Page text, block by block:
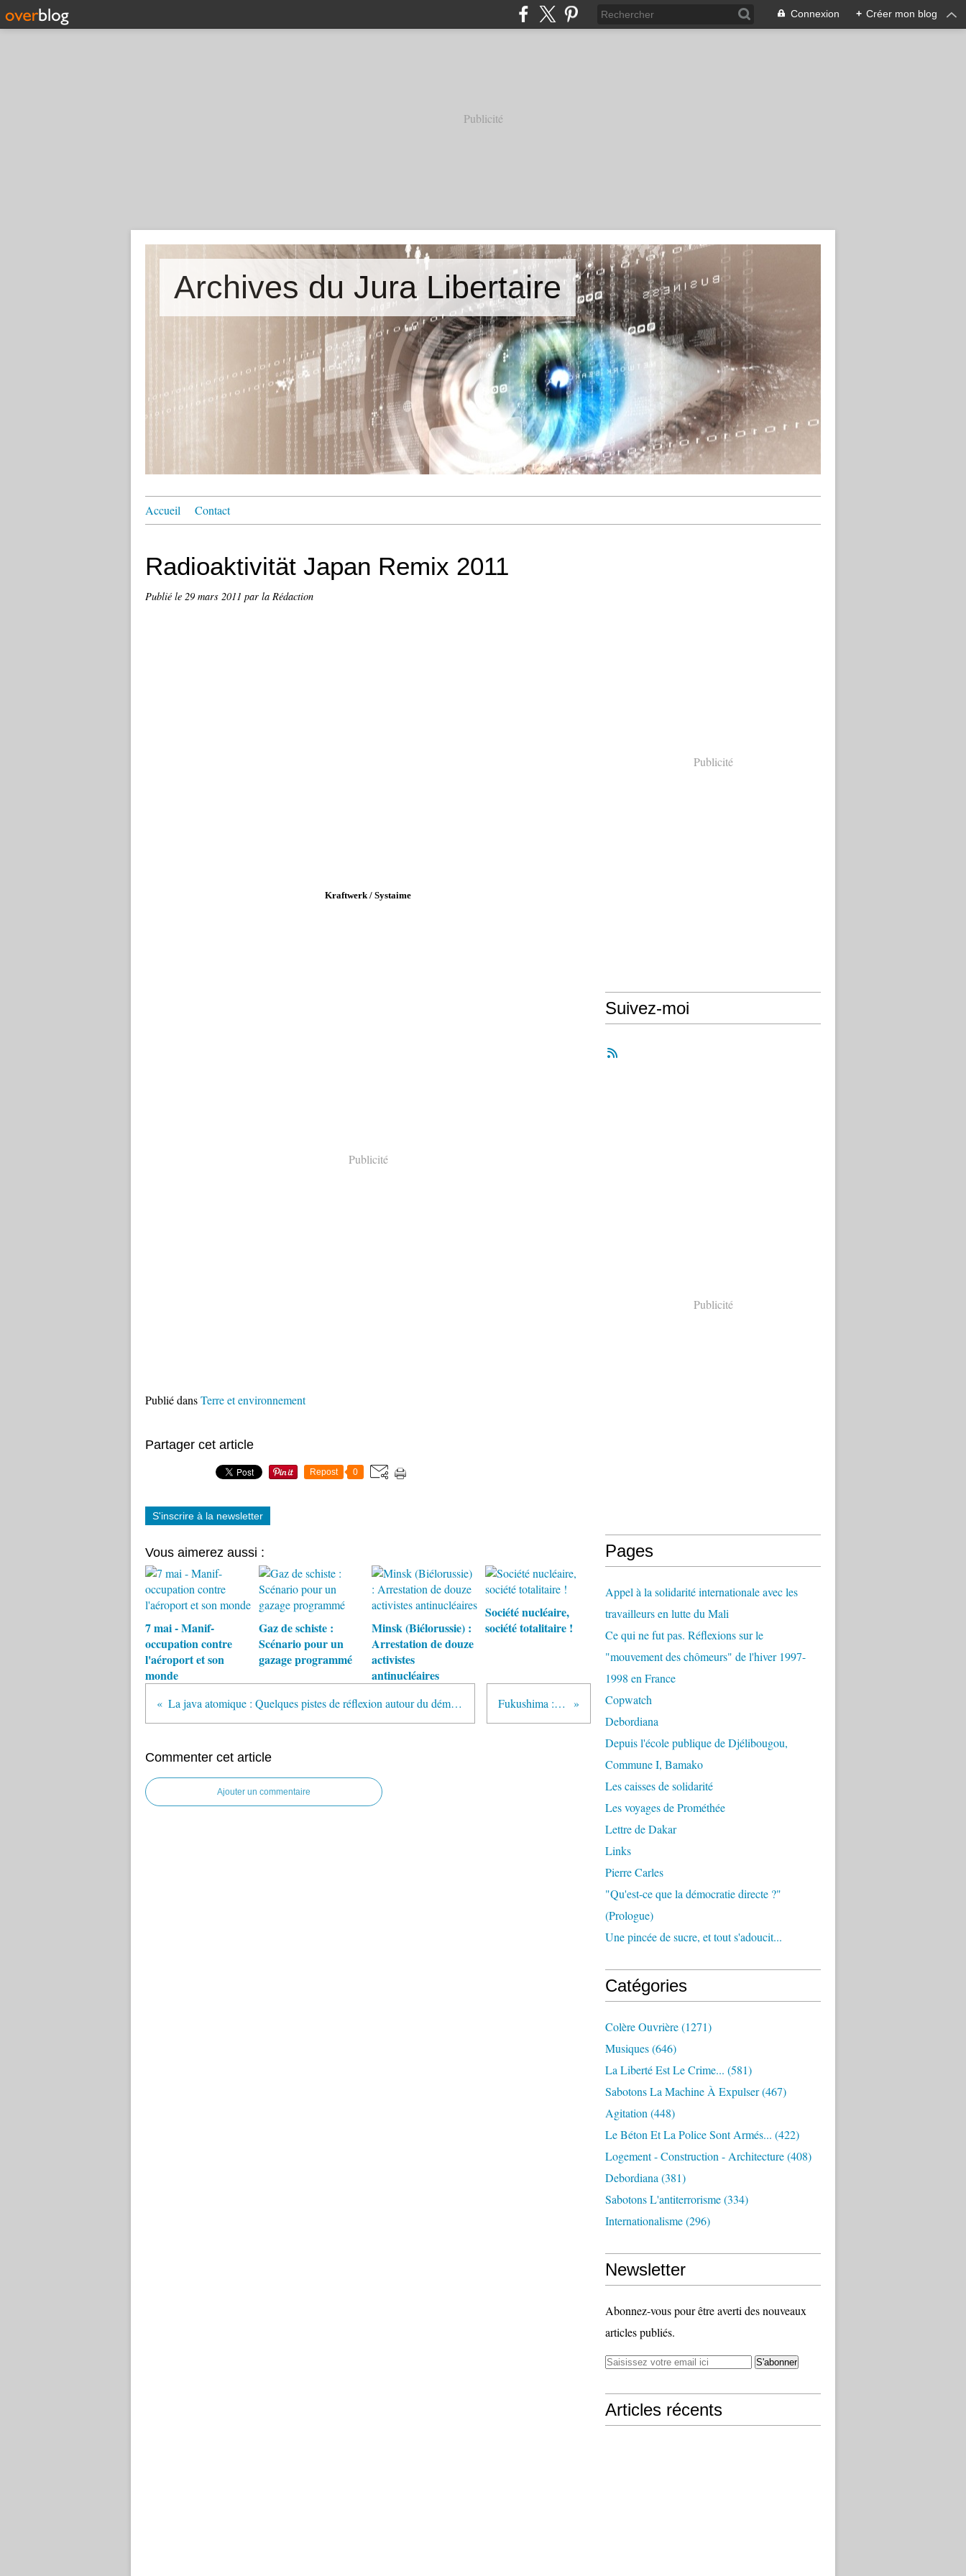
Connexion + Créer mon blog
Publicité
Archives du Jura Libertaire
Accueil Contact
Radioaktivität Japan Remix 2011
Publié le 29 mars 2011 par la Rédaction
Kraftwerk / Systaime
Publicité
Publié dansTerre et environnement
Partager cet article
Repost 0
S'inscrire à la newsletter
Vous aimerez aussi :
7 mai - Manif-
occupation contre
l'aéroport et son
monde
Gaz de schiste :
Scénario pour un
gazage programmé
Minsk (Biélorussie) :
Arrestation de douze
activistes
antinucléaires
Société nucléaire,
société totalitaire !
La java atomique : Quelques pistes de réflexion autour du démantèlement et de la relance du nucléaire Fukushima : Le Sacrifice
Commenter cet article
Ajouter un commentaire
Publicité
Suivez-moi
Publicité
Pages
Appel à la solidarité internationale avec les
travailleurs en lutte du Mali
Ce qui ne fut pas. Réflexions sur le
"mouvement des chômeurs" de l'hiver 1997-
1998 en France
Copwatch
Debordiana
Depuis l'école publique de Djélibougou,
Commune I, Bamako
Les caisses de solidarité
Les voyages de Prométhée
Lettre de Dakar
Links
Pierre Carles
"Qu'est-ce que la démocratie directe ?"
(Prologue)
Une pincée de sucre, et tout s'adoucit...
Catégories
Colère Ouvrière(1271)
Musiques(646)
La Liberté Est Le Crime... (581)
Sabotons La Machine À Expulser(467)
Agitation (448)
Le Béton Et La Police Sont Armés... (422)
Logement - Construction - Architecture(408)
Debordiana (381)
Sabotons L'antiterrorisme(334)
Internationalisme(296)
Newsletter
Abonnez-vous pour être averti des nouveaux
articles publiés.
Articles récents